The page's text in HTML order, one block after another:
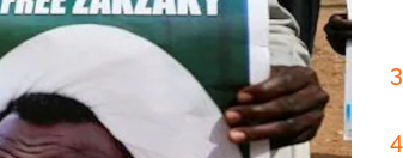
3
4